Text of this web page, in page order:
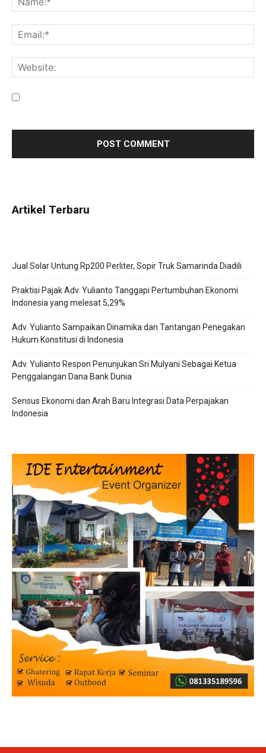
Artikel Terbaru
Jual Solar Untung Rp200 Perliter, Sopir Truk Samarinda Diadili
Praktisi Pajak Adv. Yulianto Tanggapi Pertumbuhan Ekonomi
Indonesia yang melesat 5,29%
Adv. Yulianto Sampaikan Dinamika dan Tantangan Penegakan
Hukum Konstitusi di Indonesia
Adv. Yulianto Respon Penunjukan Sri Mulyani Sebagai Ketua
Penggalangan Dana Bank Dunia
Sensus Ekonomi dan Arah Baru Integrasi Data Perpajakan
Indonesia